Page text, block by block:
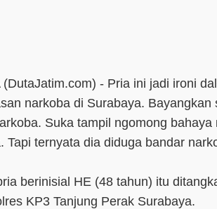
(DutaJatim.com) - Pria ini jadi ironi
narkoba di Surabaya. Bayangkan
Suka tampil ngomong bahaya
Tapi ternyata dia diduga bandar
berinisial HE (48 tahun) itu
KP3 Tanjung Perak Surabaya.